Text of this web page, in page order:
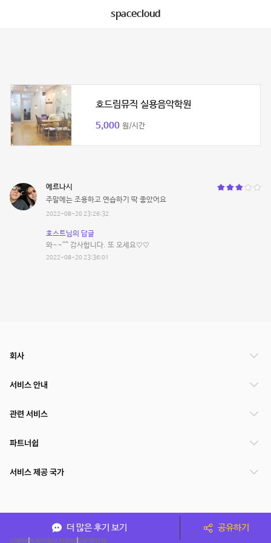
spacecloud
호드림뮤직 실용음악학원
5,000 원/시간
에르나시
주말에는 조용하고 연습하기 딱 좋았어요
2022-08-20 23:26:32
호스트님의 답글
와~~^^ 감사합니다. 또 오세요♡♡
2022-08-20 23:36:01
더 많은 후기 보기 공유하기
회사
서비스 안내
관련 서비스
파트너쉽
서비스 제공 국가
이용약관개인정보처리방침운영정책